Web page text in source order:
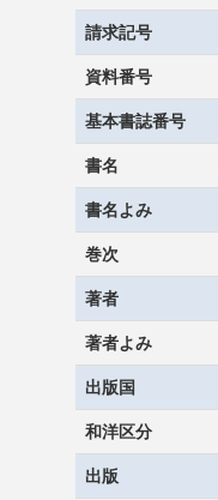
請求記号
資料番号
基本書誌番号
書名
書名よみ
巻次
著者
著者よみ
出版国
和洋区分
出版